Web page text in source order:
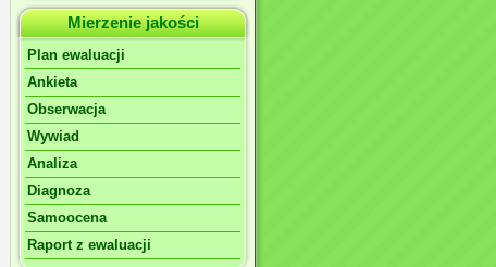
Mierzenie jakości
Plan ewaluacji
Ankieta
Obserwacja
Wywiad
Analiza
Diagnoza
Samoocena
Raport z ewaluacji